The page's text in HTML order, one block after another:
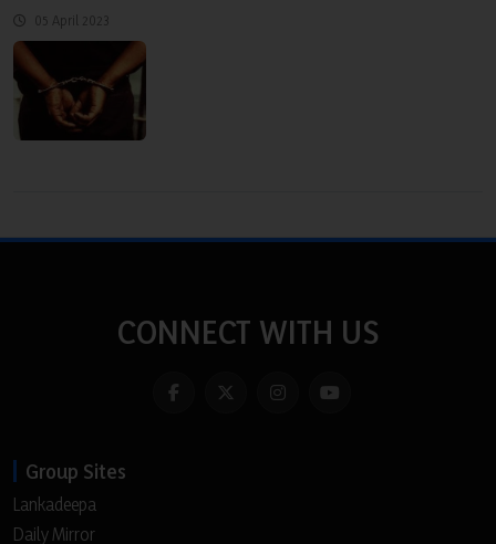
05 April 2023
CONNECT WITH US
Group Sites
Lankadeepa
Daily Mirror